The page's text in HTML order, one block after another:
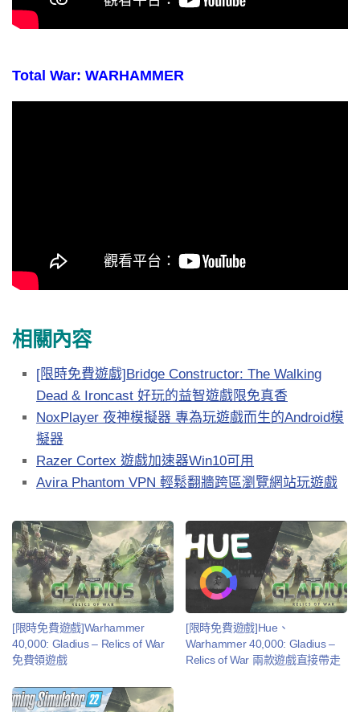
Total War: WARHAMMER
相關內容
[限時免費遊戲]Bridge Constructor: The Walking
Dead & Ironcast 好玩的益智遊戲限免真香
NoxPlayer 夜神模擬器 專為玩遊戲而生的Android模
擬器
Razer Cortex 遊戲加速器Win10可用
Avira Phantom VPN 輕鬆翻牆跨區瀏覽網站玩遊戲
[限時免費遊戲]Warhammer
40,000: Gladius – Relics of War
免費領遊戲
[限時免費遊戲]Hue、
Warhammer 40,000: Gladius –
Relics of War 兩款遊戲直接帶走